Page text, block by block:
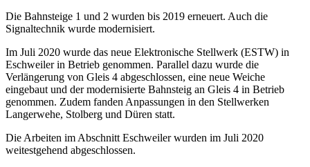
Die Bahnsteige 1 und 2 wurden bis 2019 erneuert. Auch die
Signaltechnik wurde modernisiert.
Im Juli 2020 wurde das neue Elektronische Stellwerk (ESTW) in
Eschweiler in Betrieb genommen. Parallel dazu wurde die
Verlängerung von Gleis 4 abgeschlossen, eine neue Weiche
eingebaut und der modernisierte Bahnsteig an Gleis 4 in Betrieb
genommen. Zudem fanden Anpassungen in den Stellwerken
Langerwehe, Stolberg und Düren statt.
Die Arbeiten im Abschnitt Eschweiler wurden im Juli 2020
weitestgehend abgeschlossen.